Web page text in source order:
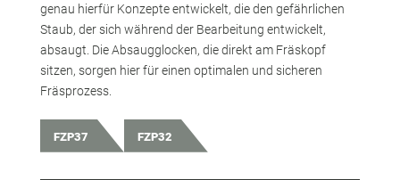
genau hierfür Konzepte entwickelt, die den gefährlichen
Staub, der sich während der Bearbeitung entwickelt,
absaugt. Die Absaugglocken, die direkt am Fräskopf
sitzen, sorgen hier für einen optimalen und sicheren
Fräsprozess.
FZP37 FZP32